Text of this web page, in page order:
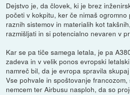
Dejstvo je, da človek, ki je brez
početi v kokpitu, ker če nimaš
raznih sistemov in materialih kot
razmišljati in si potencialno nevaren v
Kar se pa tiče samega letala, je pa
zadeva in v velik ponos evropski
namreč bil, da je evropa spravila
Vse pohvale in spoštovanje
nemcem ter Airbusu nasploh, da so